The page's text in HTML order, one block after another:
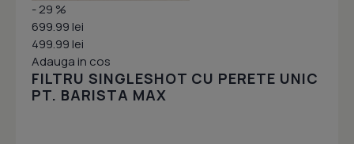
- 29 %
699.99 lei
499.99 lei
Adauga in cos
FILTRU SINGLESHOT CU PERETE UNIC
PT. BARISTA MAX